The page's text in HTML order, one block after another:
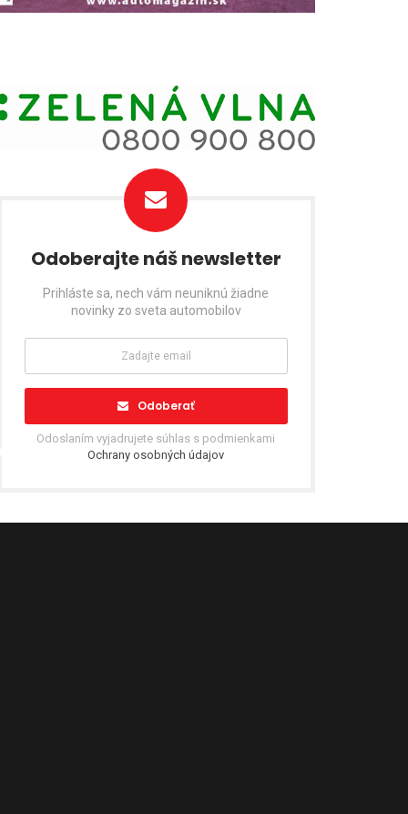
Odoberajte náš newsletter
Prihláste sa, nech vám neuniknú žiadne
novinky zo sveta automobilov
Odoberať
Odoslaním vyjadrujete súhlas s podmienkami
Ochrany osobných údajov